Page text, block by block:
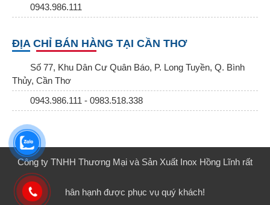
0943.986.111
ĐỊA CHỈ BÁN HÀNG TẠI CẦN THƠ
Số 77, Khu Dân Cư Quân Báo, P. Long Tuyền, Q. Bình
Thủy, Cần Thơ
0943.986.111 - 0983.518.338
Công ty TNHH Thương Mại và Sản Xuất Inox Hồng Lĩnh rất
hân hạnh được phục vụ quý khách!